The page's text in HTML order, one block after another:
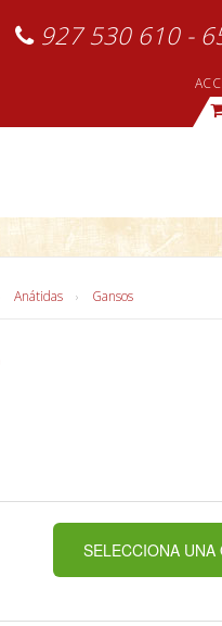
927 530 610 -
Anátidas Gansos
SELECCIONA UNA